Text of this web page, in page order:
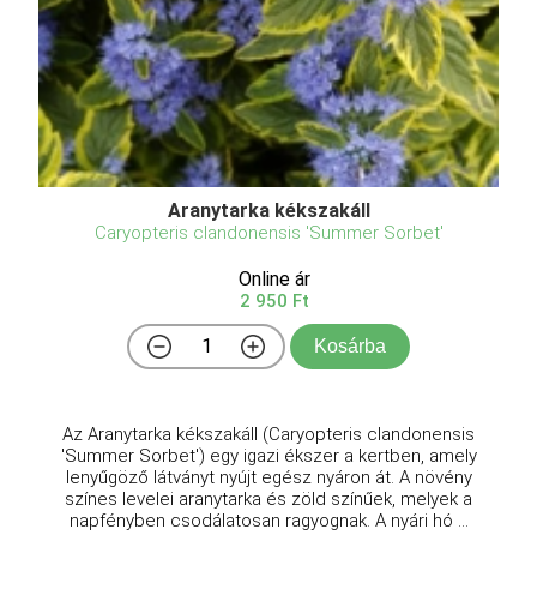
Aranytarka kékszakáll
Caryopteris clandonensis 'Summer Sorbet'
Online ár
2 950 Ft
Kosárba
Az Aranytarka kékszakáll (Caryopteris clandonensis
'Summer Sorbet') egy igazi ékszer a kertben, amely
lenyűgöző látványt nyújt egész nyáron át. A növény
színes levelei aranytarka és zöld színűek, melyek a
napfényben csodálatosan ragyognak. A nyári hó ...